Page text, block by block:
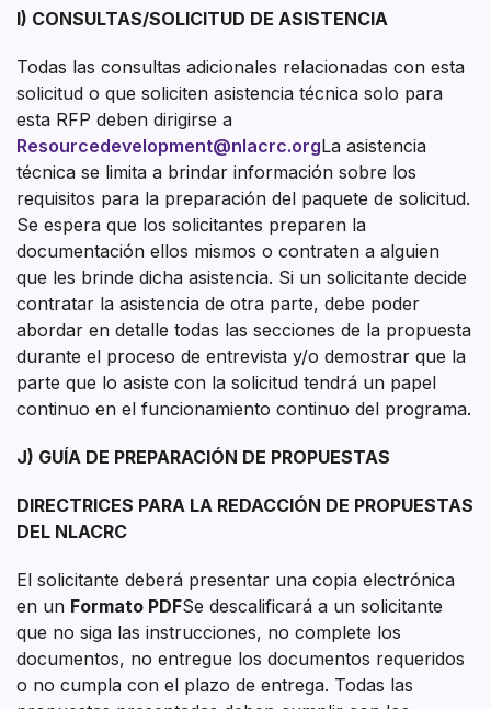
I) CONSULTAS/SOLICITUD DE ASISTENCIA
Todas las consultas adicionales relacionadas con esta
solicitud o que soliciten asistencia técnica solo para
esta RFP deben dirigirse a
Resourcedevelopment@nlacrc.orgLa asistencia
técnica se limita a brindar información sobre los
requisitos para la preparación del paquete de solicitud.
Se espera que los solicitantes preparen la
documentación ellos mismos o contraten a alguien
que les brinde dicha asistencia. Si un solicitante decide
contratar la asistencia de otra parte, debe poder
abordar en detalle todas las secciones de la propuesta
durante el proceso de entrevista y/o demostrar que la
parte que lo asiste con la solicitud tendrá un papel
continuo en el funcionamiento continuo del programa.
J) GUÍA DE PREPARACIÓN DE PROPUESTAS
DIRECTRICES PARA LA REDACCIÓN DE PROPUESTAS
DEL NLACRC
El solicitante deberá presentar una copia electrónica
en un Formato PDFSe descalificará a un solicitante
que no siga las instrucciones, no complete los
documentos, no entregue los documentos requeridos
o no cumpla con el plazo de entrega. Todas las